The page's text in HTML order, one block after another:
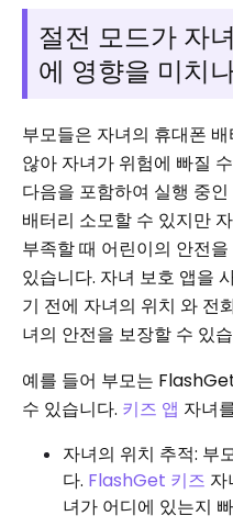
절전 모드가 자
에 영향을 미치
부모들은 자녀의 휴대폰
않아 자녀가 위험에 빠질
다음을 포함하여 실행 중인
배터리 소모할 수 있지만
부족할 때 어린이의 안전
있습니다. 자녀 보호 앱을
기 전에 자녀의 위치 와 전
녀의 안전을 보장할 수 있
예를 들어 부모는
수 있습니다. 키즈 앱 자녀
자녀의 위치 추적: 부
다. FlashGet 키즈 자
녀가 어디에 있는지